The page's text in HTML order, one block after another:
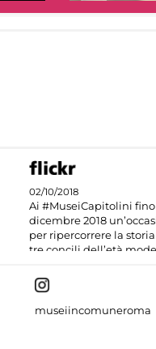
02/10/2018
Ai #MuseiCapitolini fino
dicembre 2018
per ripercorrere la
tre concili dell’età
museiincomuneroma